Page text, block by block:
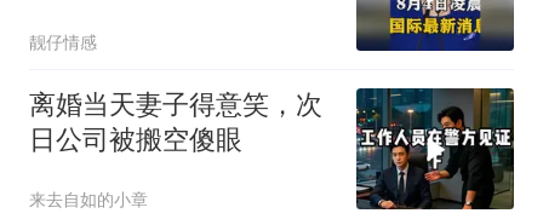
靓仔情感
离婚当天妻子得意笑，次
日公司被搬空傻眼
来去自如的小章